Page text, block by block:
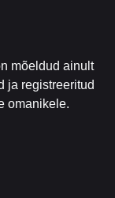
mõeldud ainult
ja registreeritud
omanikele.